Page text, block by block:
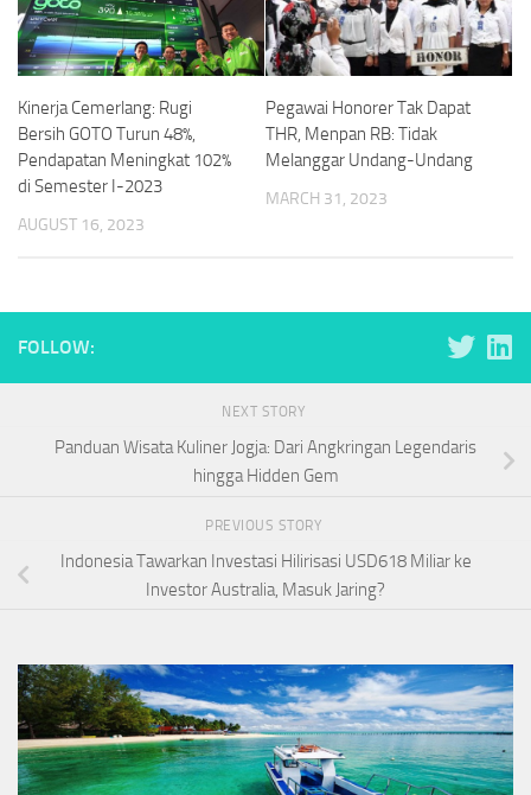
Kinerja Cemerlang: Rugi
Bersih GOTO Turun 48%,
Pendapatan Meningkat 102%
di Semester I-2023
AUGUST 16, 2023
Pegawai Honorer Tak Dapat
THR, Menpan RB: Tidak
Melanggar Undang-Undang
MARCH 31, 2023
FOLLOW:
NEXT STORY
Panduan Wisata Kuliner Jogja: Dari Angkringan Legendaris
hingga Hidden Gem
PREVIOUS STORY
Indonesia Tawarkan Investasi Hilirisasi USD618 Miliar ke
Investor Australia, Masuk Jaring?